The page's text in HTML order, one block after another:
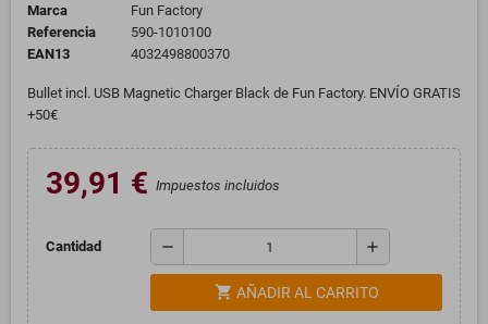
Marca
Fun Factory
Referencia
590-1010100
EAN13
4032498800370
Bullet incl. USB Magnetic Charger Black de Fun Factory. ENVÍO GRATIS
+50€
39,91 € Impuestos incluidos
Cantidad remove add
shopping_cart AÑADIR AL CARRITO